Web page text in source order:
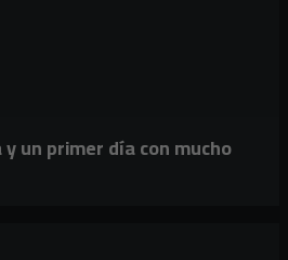
un primer día con mucho